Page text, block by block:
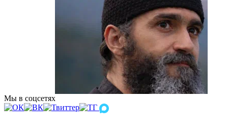
Мы в соцсетях